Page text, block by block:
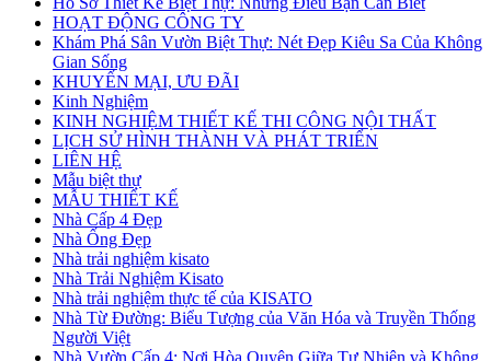
HOẠT ĐỘNG CÔNG TY
Khám Phá Sân Vườn Biệt Thự: Nét Đẹp Kiêu Sa Của Không
Gian Sống
KHUYẾN MẠI, ƯU ĐÃI
Kinh Nghiệm
KINH NGHIỆM THIẾT KẾ THI CÔNG NỘI THẤT
LỊCH SỬ HÌNH THÀNH VÀ PHÁT TRIỂN
LIÊN HỆ
Mẫu biệt thự
MẪU THIẾT KẾ
Nhà Cấp 4 Đẹp
Nhà Ống Đẹp
Nhà trải nghiệm kisato
Nhà Trải Nghiệm Kisato
Nhà trải nghiệm thực tế của KISATO
Nhà Từ Đường: Biểu Tượng của Văn Hóa và Truyền Thống
Người Việt
Nhà Vườn Cấp 4: Nơi Hòa Quyện Giữa Tự Nhiên và Không